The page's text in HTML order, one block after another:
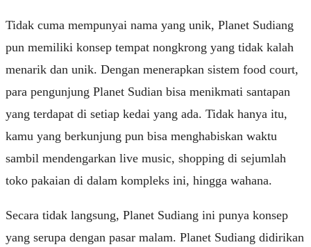
Tidak cuma mempunyai nama yang unik, Planet Sudiang
pun memiliki konsep tempat nongkrong yang tidak kalah
menarik dan unik. Dengan menerapkan sistem food court,
para pengunjung Planet Sudian bisa menikmati santapan
yang terdapat di setiap kedai yang ada. Tidak hanya itu,
kamu yang berkunjung pun bisa menghabiskan waktu
sambil mendengarkan live music, shopping di sejumlah
toko pakaian di dalam kompleks ini, hingga wahana.
Secara tidak langsung, Planet Sudiang ini punya konsep
yang serupa dengan pasar malam. Planet Sudiang didirikan